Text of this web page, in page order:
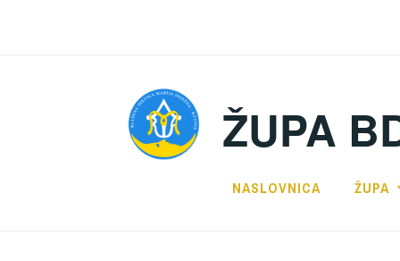
ŽUPA
NASLOVNICA ŽUPA